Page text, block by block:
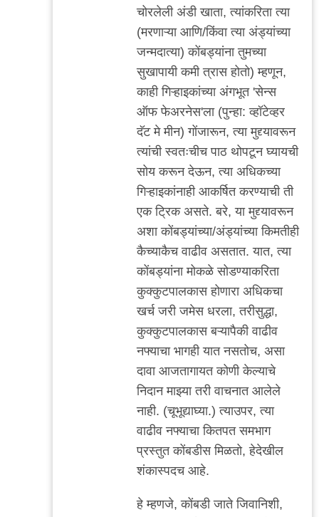
चोरलेली अंडी खाता, त्यांकरिता त्या
(मरणाऱ्या आणि/किंवा त्या अंड्यांच्या
जन्मदात्या) कोंबड्यांना तुमच्या
सुखापायी कमी त्रास होतो) म्हणून,
काही गिऱ्हाइकांच्या अंगभूत 'सेन्स
ऑफ फेअरनेस'ला (पुन्हा: व्हॉटेव्हर
दॅट मे मीन) गोंजारून, त्या मुद्द्यावरून
त्यांची स्वतःचीच पाठ थोपटून घ्यायची
सोय करून देऊन, त्या अधिकच्या
गिऱ्हाइकांनाही आकर्षित करण्याची ती
एक ट्रिक असते. बरे, या मुद्द्यावरून
अशा कोंबड्यांच्या/अंड्यांच्या किमतीही
कैच्याकैच वाढीव असतात. यात, त्या
कोंबड्यांना मोकळे सोडण्याकरिता
कुक्कुटपालकास होणारा अधिकचा
खर्च जरी जमेस धरला, तरीसुद्धा,
कुक्कुटपालकास बऱ्यापैकी वाढीव
नफ्याचा भागही यात नसतोच, असा
दावा आजतागायत कोणी केल्याचे
निदान माझ्या तरी वाचनात आलेले
नाही. (चूभूद्याघ्या.) त्याउपर, त्या
वाढीव नफ्याचा कितपत समभाग
प्रस्तुत कोंबडीस मिळतो, हेदेखील
शंकास्पदच आहे.
हे म्हणजे, कोंबडी जाते जिवानिशी,